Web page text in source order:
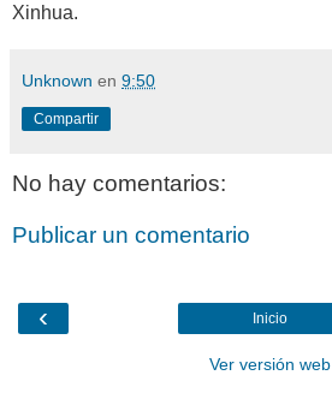
Xinhua.
Unknown en 9:50
Compartir
No hay comentarios:
Publicar un comentario
‹ Inicio
Ver versión web